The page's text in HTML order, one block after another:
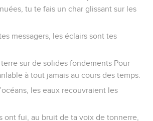
du Seigneur, sont pleins de sève et
les cèdres du Liban que la main de
les oiseaux Et la cigogne a sa
des cyprès.
hautes montagnes servent d’asile aux
sont le refuge où les petits
la lune pour marquer les cycles des